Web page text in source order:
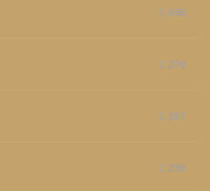
658
276
267
236